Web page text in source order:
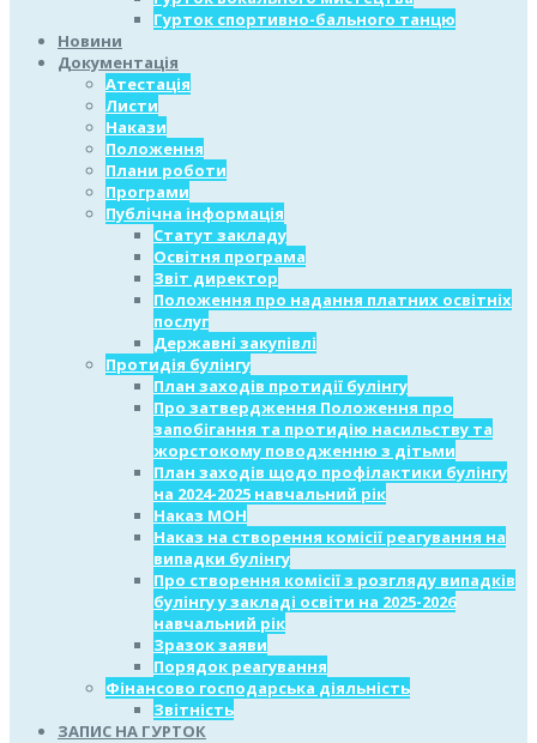
Гурток спортивно-бального танцю
Новини
Документація
Атестація
Листи
Накази
Положення
Плани роботи
Програми
Публічна інформація
Статут закладу
Освітня програма
Звіт директор
Положення про надання платних освітніх
послуг
Державні закупівлі
Протидія булінгу
План заходів протидії булінгу
Про затвердження Положення про
запобігання та протидію насильству та
жорстокому поводженню з дітьми
План заходів щодо профілактики булінгу
на 2024-2025 навчальний рік
Наказ МОН
Наказ на створення комісії реагування на
випадки булінгу
Про створення комісії з розгляду випадків
булінгу у закладі освіти на 2025-2026
навчальний рік
Зразок заяви
Порядок реагування
Фінансово господарська діяльність
Звітність
ЗАПИС НА ГУРТОК